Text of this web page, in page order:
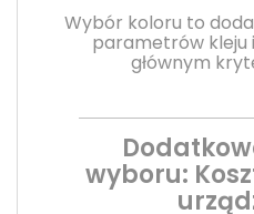
Wybór koloru to
parametrów kleju
głównym
wyboru: